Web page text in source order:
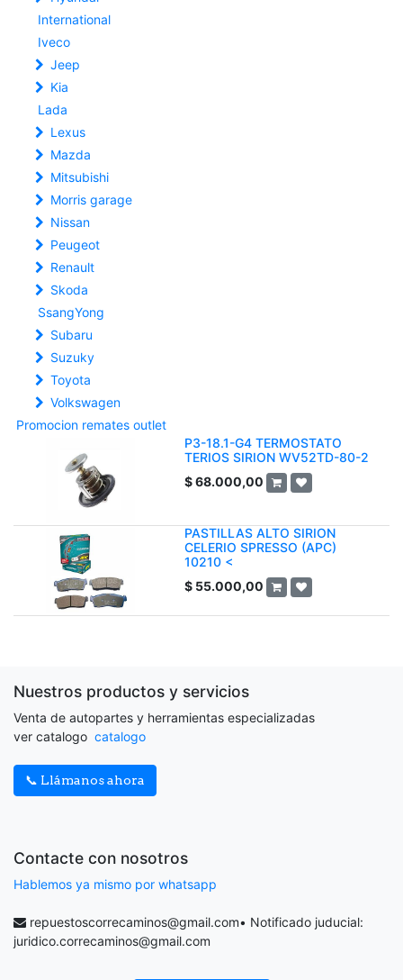
International
Iveco
Jeep
Kia
Lada
Lexus
Mazda
Mitsubishi
Morris garage
Nissan
Peugeot
Renault
Skoda
SsangYong
Subaru
Suzuky
Toyota
Volkswagen
Promocion remates outlet
P3-18.1-G4 TERMOSTATO
TERIOS SIRION WV52TD-80-2
$68.000,00
PASTILLAS ALTO SIRION
CELERIO SPRESSO (APC)
10210 <
$ 55.000,00
Nuestros productos y servicios
Venta de autopartes y herramientas especializadas
ver catalogo catalogo
📞 Llámanos ahora
Contacte con nosotros
Hablemos ya mismo por whatsapp
repuestoscorrecaminos@gmail.com• Notificado juducial:
juridico.correcaminos@gmail.com